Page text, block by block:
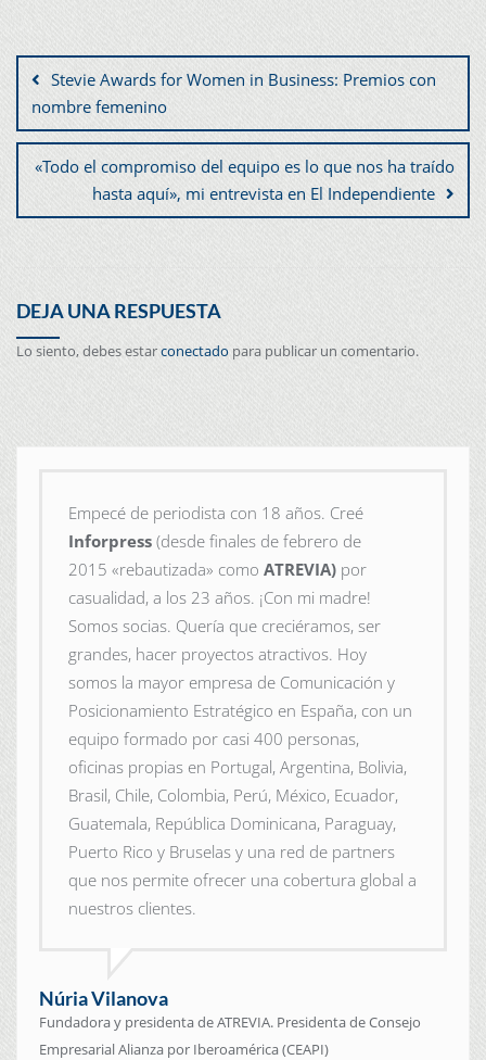
Stevie Awards for Women in Business: Premios con
nombre femenino
«Todo el compromiso del equipo es lo que nos ha traído
hasta aquí», mi entrevista en El Independiente
DEJA UNA RESPUESTA
Lo siento, debes estarconectado para publicar un comentario.
Empecé de periodista con 18 años. Creé
Inforpress (desde finales de febrero de
2015 «rebautizada» como ATREVIA) por
casualidad, a los 23 años. ¡Con mi madre!
Somos socias. Quería que creciéramos, ser
grandes, hacer proyectos atractivos. Hoy
somos la mayor empresa de Comunicación y
Posicionamiento Estratégico en España, con un
equipo formado por casi 400 personas,
oficinas propias en Portugal, Argentina, Bolivia,
Brasil, Chile, Colombia, Perú, México, Ecuador,
Guatemala, República Dominicana, Paraguay,
Puerto Rico y Bruselas y una red de partners
que nos permite ofrecer una cobertura global a
nuestros clientes.
Núria Vilanova
Fundadora y presidenta de ATREVIA. Presidenta de Consejo
Empresarial Alianza por Iberoamérica (CEAPI)